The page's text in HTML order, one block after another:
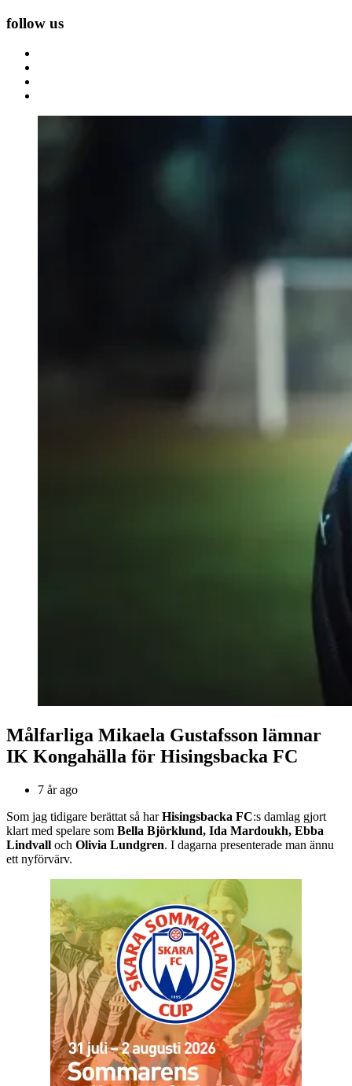
follow us
Målfarliga Mikaela Gustafsson lämnar
IK Kongahälla för Hisingsbacka FC
7 år ago
Som jag tidigare berättat så harHisingsbacka FC:s damlag gjort
klart med spelare som Bella Björklund, Ida Mardoukh, Ebba
Lindvall och Olivia Lundgren. I dagarna presenterade man ännu
ett nyförvärv.